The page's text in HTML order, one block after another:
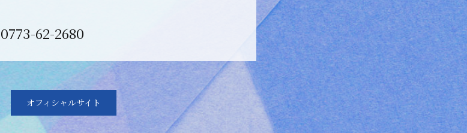
0773-62-2680
オフィシャルサイト